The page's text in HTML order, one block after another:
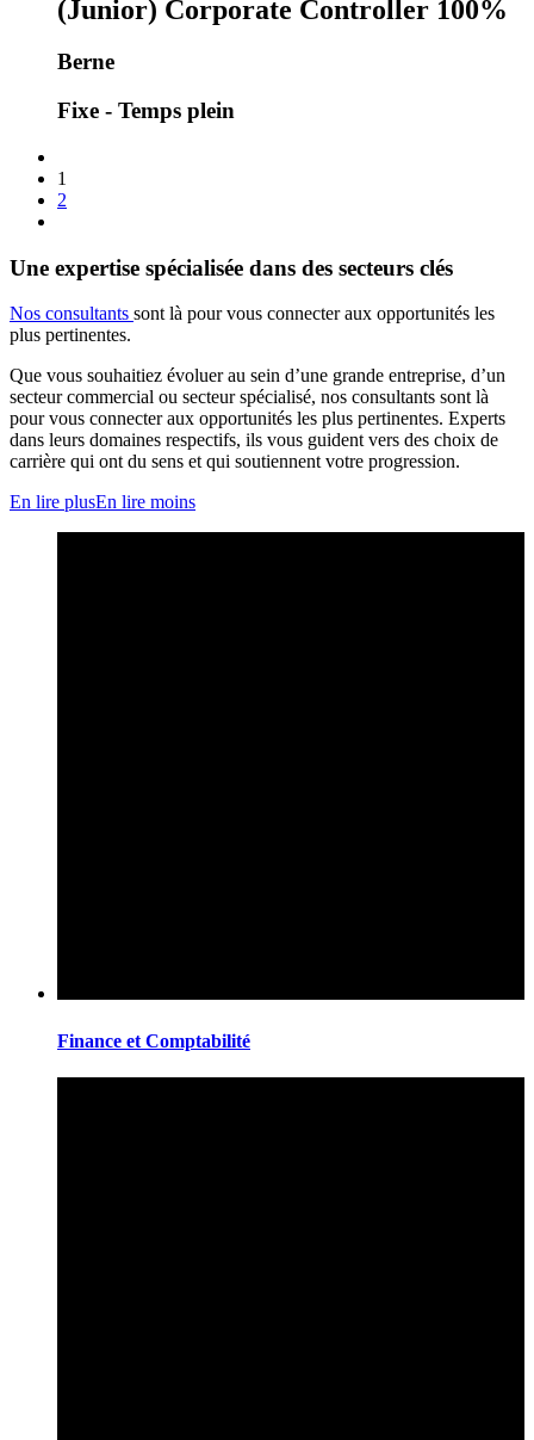
(Junior) Corporate Controller 100%
Berne
Fixe - Temps plein
1
2
Une expertise spécialisée dans des secteurs clés
Nos consultants sont là pour vous connecter aux opportunités les
plus pertinentes.
Que vous souhaitiez évoluer au sein d’une grande entreprise, d’un
secteur commercial ou secteur spécialisé, nos consultants sont là
pour vous connecter aux opportunités les plus pertinentes. Experts
dans leurs domaines respectifs, ils vous guident vers des choix de
carrière qui ont du sens et qui soutiennent votre progression.
En lire plusEn lire moins
Finance et Comptabilité